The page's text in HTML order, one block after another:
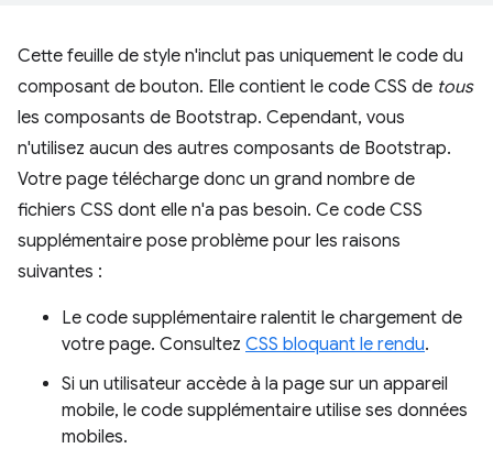
Cette feuille de style n'inclut pas uniquement le code du
composant de bouton. Elle contient le code CSS de tous
les composants de Bootstrap. Cependant, vous
n'utilisez aucun des autres composants de Bootstrap.
Votre page télécharge donc un grand nombre de
fichiers CSS dont elle n'a pas besoin. Ce code CSS
supplémentaire pose problème pour les raisons
suivantes :
Le code supplémentaire ralentit le chargement de
votre page. Consultez CSS bloquant le rendu.
Si un utilisateur accède à la page sur un appareil
mobile, le code supplémentaire utilise ses données
mobiles.